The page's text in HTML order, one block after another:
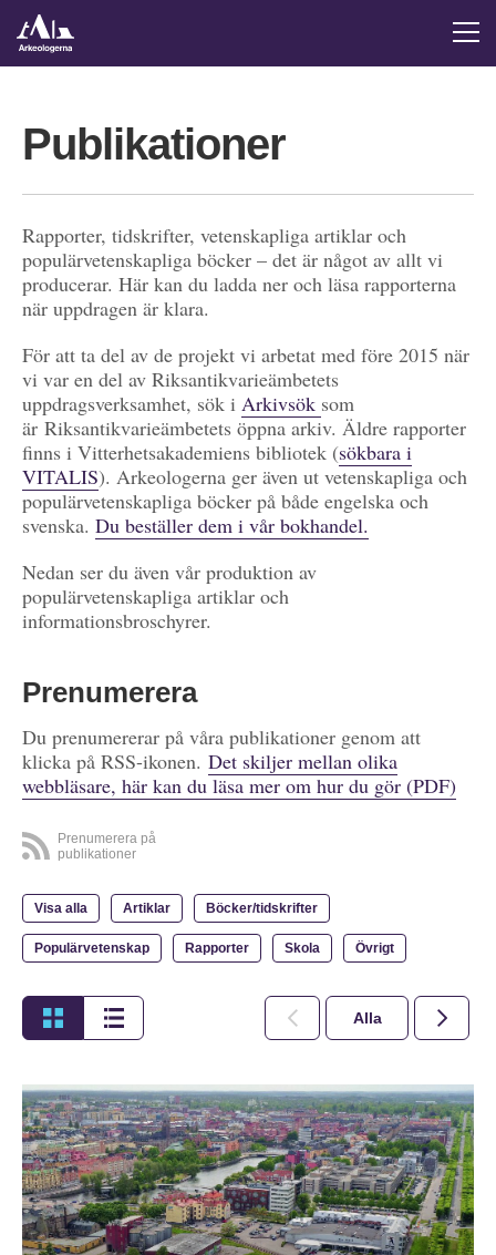
Publikationer
Rapporter, tidskrifter, vetenskapliga artiklar och
populärvetenskapliga böcker – det är något av allt vi
producerar. Här kan du ladda ner och läsa rapporterna
när uppdragen är klara.
För att ta del av de projekt vi arbetat med före 2015 när
vi var en del av Riksantikvarieämbetets
uppdragsverksamhet, sök i Arkivsök som
är Riksantikvarieämbetets öppna arkiv. Äldre rapporter
finns i Vitterhetsakademiens bibliotek (sökbara i
VITALIS). Arkeologerna ger även ut vetenskapliga och
populärvetenskapliga böcker på både engelska och
svenska. Du beställer dem i vår bokhandel.
Nedan ser du även vår produktion av
populärvetenskapliga artiklar och
informationsbroschyrer.
Prenumerera
Du prenumererar på våra publikationer genom att
klicka på RSS-ikonen. Det skiljer mellan olika
webbläsare, här kan du läsa mer om hur du gör (PDF)
Prenumerera på
publikationer
Visa alla Artiklar Böcker/tidskrifter
Populärvetenskap Rapporter Skola Övrigt
Alla 2026